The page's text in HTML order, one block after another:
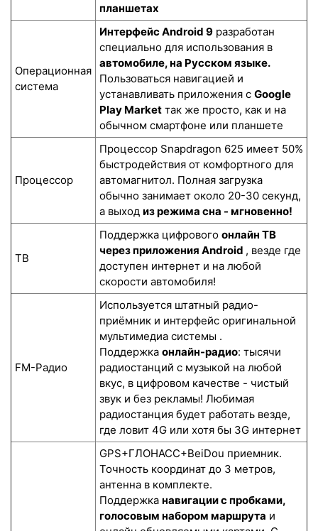
планшетах
Операционная
система
Интерфейс Android 9 разработан
специально для использования в
автомобиле, на Русском языке.
Пользоваться навигацией и
устанавливать приложения с Google
Play Market так же просто, как и на
обычном смартфоне или планшете
Процессор
Процессор Snapdragon 625 имеет 50%
быстродействия от комфортного для
автомагнитол. Полная загрузка
обычно занимает около 20-30 секунд,
а выход из режима сна - мгновенно!
ТВ
Поддержка цифрового онлайн ТВ
через приложения Android , везде где
доступен интернет и на любой
скорости автомобиля!
FM-Радио
Используется штатный радио-
приёмник и интерфейс оригинальной
мультимедиа системы .
Поддержка онлайн-радио: тысячи
радиостанций с музыкой на любой
вкус, в цифровом качестве - чистый
звук и без рекламы! Любимая
радиостанция будет работать везде,
где ловит 4G или хотя бы 3G интернет
GPS+ГЛОНАСС+BeiDou приемник.
Точность координат до 3 метров,
антенна в комплекте.
Поддержка навигации с пробками,
голосовым набором маршрута и